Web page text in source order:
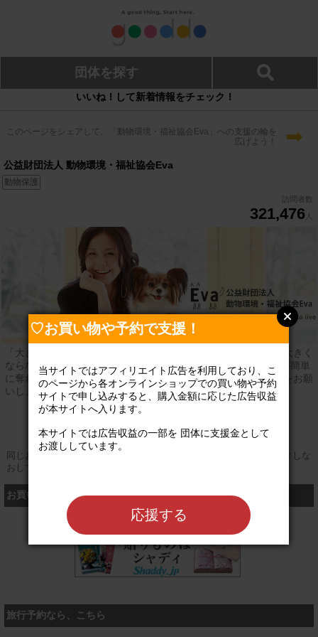
団体を探す
いいね！して新着情報をチェック！
このページをシェアして、「動物環境・福祉協会Eva」への支援の輪を
広げよう！
➡
公益財団法人 動物環境・福祉協会Eva
動物保護
訪問者数
321,476 人
「大きな声、大きな力で」日本の動物福祉の向上は皆様の声が大きく
ならないと何も変わりません。杉本彩率いるEvaでは、尊い命が簡単
に奪われることのない社会を目指します。皆様の温かいご支援をお願
いします！
同じお買い物やお申し込みを複数回行う場合は、そのたびにクリックしな
おしてください
お買い物するなら、こちら
シャディ
旅行予約なら、こちら
♡お買い物や予約で支援！
当サイトではアフィリエイト広告を利用しており、こ
のページから各オンラインショップでの買い物や予約
サイトで申し込みすると、購入金額に応じた広告収益
が本サイトへ入ります。
本サイトでは広告収益の一部を 団体に支援金として
お渡ししています。
応援する